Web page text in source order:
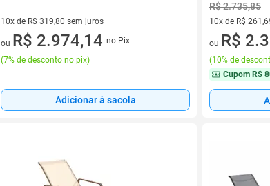
10x de R$ 319,80 sem juros
10 vez de R$ 319,80 sem juros
ou R$ 2.974,14 no Pix
(7% de desconto no pix)
Adicionar à sacola
R$ 2.735,85
10x de R$
10 vez de R$
ou R$
(10% de
Cupom R$